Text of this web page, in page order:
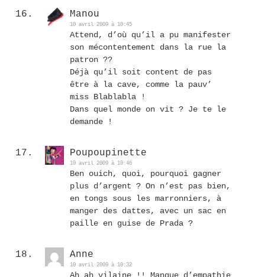
Manou
10 avril 2009 à 10:45
Attend, d’où qu’il a pu manifester
son mécontentement dans la rue la
patron ??
Déjà qu’il soit content de pas
être à la cave, comme la pauv’
miss Blablabla !
Dans quel monde on vit ? Je te le
demande !
Poupoupinette
10 avril 2009 à 10:46
Ben ouich, quoi, pourquoi gagner
plus d’argent ? On n’est pas bien,
en tongs sous les marronniers, à
manger des dattes, avec un sac en
paille en guise de Prada ?
Anne
10 avril 2009 à 10:32